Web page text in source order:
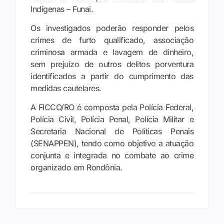
Indígenas – Funai.
Os investigados poderão responder pelos
crimes de furto qualificado, associação
criminosa armada e lavagem de dinheiro,
sem prejuízo de outros delitos porventura
identificados a partir do cumprimento das
medidas cautelares.
A FICCO/RO é composta pela Polícia Federal,
Polícia Civil, Polícia Penal, Polícia Militar e
Secretaria Nacional de Políticas Penais
(SENAPPEN), tendo como objetivo a atuação
conjunta e integrada no combate ao crime
organizado em Rondônia.